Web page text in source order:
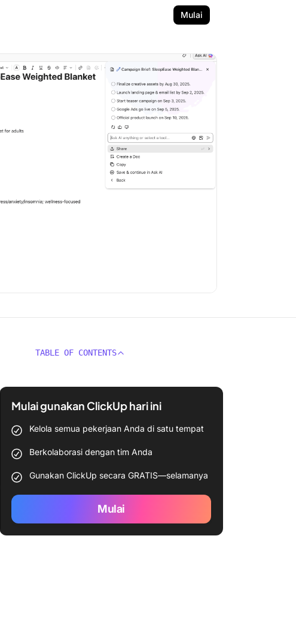
Mulai
TABLE OF CONTENTS
Mulai gunakan ClickUp hari ini
Kelola semua pekerjaan Anda di satu tempat
Berkolaborasi dengan tim Anda
Gunakan ClickUp secara GRATIS—selamanya
Mulai